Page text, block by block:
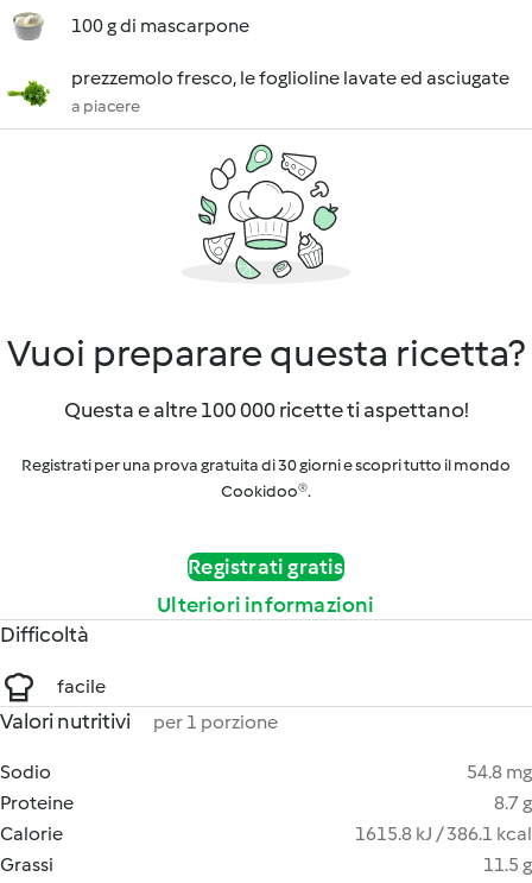
100 g di mascarpone
prezzemolo fresco, le foglioline lavate ed asciugate
a piacere
Vuoi preparare questa ricetta?
Questa e altre 100 000 ricette ti aspettano!
Registrati per una prova gratuita di 30 giorni e scopri tutto il mondo
Cookidoo®.
Registrati gratis
Ulteriori informazioni
Difficoltà
facile
Valori nutritivi per 1 porzione
Sodio
54.8 mg
Proteine
8.7 g
Calorie
1615.8 kJ / 386.1 kcal
Grassi
11.5 g